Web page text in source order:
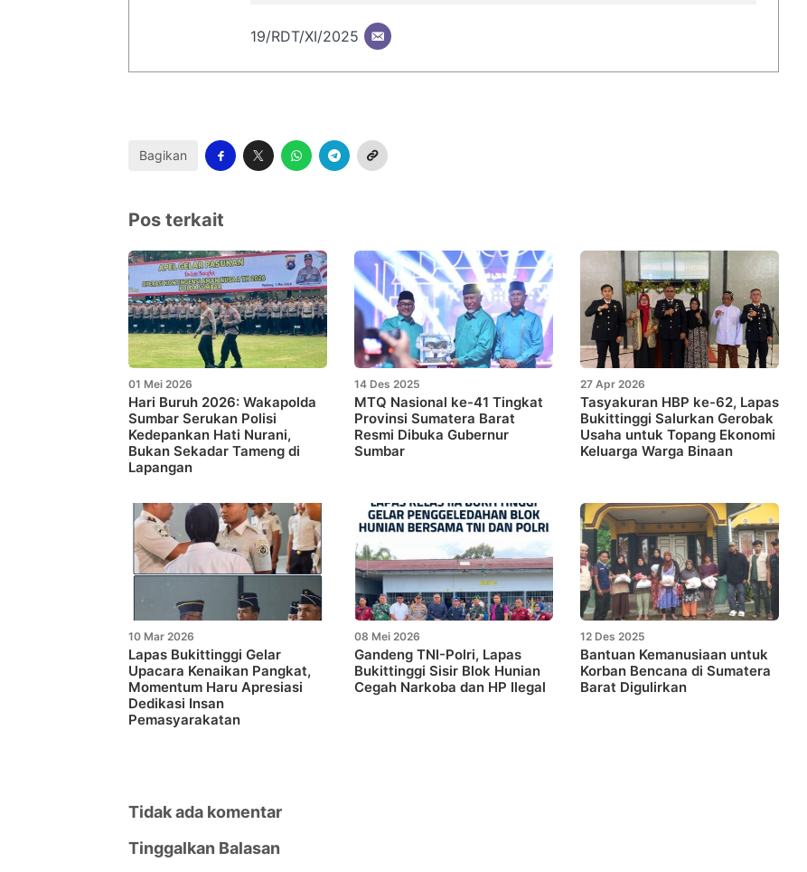
19/RDT/XI/2025
Bagikan
Pos terkait
01 Mei 2026
Hari Buruh 2026: Wakapolda
Sumbar Serukan Polisi
Kedepankan Hati Nurani,
Bukan Sekadar Tameng di
Lapangan
14 Des 2025
MTQ Nasional ke-41 Tingkat
Provinsi Sumatera Barat
Resmi Dibuka Gubernur
Sumbar
27 Apr 2026
Tasyakuran HBP ke-62, Lapas
Bukittinggi Salurkan Gerobak
Usaha untuk Topang Ekonomi
Keluarga Warga Binaan
10 Mar 2026
Lapas Bukittinggi Gelar
Upacara Kenaikan Pangkat,
Momentum Haru Apresiasi
Dedikasi Insan
Pemasyarakatan
08 Mei 2026
Gandeng TNI-Polri, Lapas
Bukittinggi Sisir Blok Hunian
Cegah Narkoba dan HP Ilegal
12 Des 2025
Bantuan Kemanusiaan untuk
Korban Bencana di Sumatera
Barat Digulirkan
Tidak ada komentar
Tinggalkan Balasan